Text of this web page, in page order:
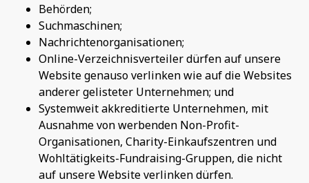
Behörden;
Suchmaschinen;
Nachrichtenorganisationen;
Online-Verzeichnisverteiler dürfen auf unsere
Website genauso verlinken wie auf die Websites
anderer gelisteter Unternehmen; und
Systemweit akkreditierte Unternehmen, mit
Ausnahme von werbenden Non-Profit-
Organisationen, Charity-Einkaufszentren und
Wohltätigkeits-Fundraising-Gruppen, die nicht
auf unsere Website verlinken dürfen.